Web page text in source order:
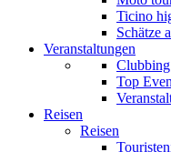
Ticino
Schätze
Veranstaltungen
Top
Reisen
Reisen